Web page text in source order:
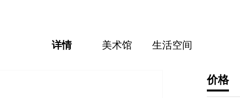
详情 美术馆 生活空间
价格